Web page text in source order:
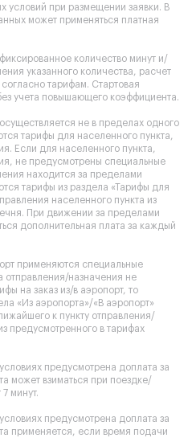
условий при размещении заявки. В
может применяться платная
количество минут и/
указанного количества, расчет
тарифам. Стартовая
учета повышающего коэффициента.
не в пределах одного
тарифы для населенного пункта,
Если для населенного пункта,
не предусмотрены специальные
находится за пределами
тарифы из раздела «Тарифы для
населенного пункта из
При движении за пределами
дополнительная плата за каждый
применяются специальные
отправления/назначения не
на заказ из/в аэропорт, то
«Из аэропорта»/«В аэропорт»
к пункту отправления/
предусмотренного в тарифах
предусмотрена доплата за
может взиматься при поездке/
минут.
предусмотрена доплата за
применяется, если время подачи